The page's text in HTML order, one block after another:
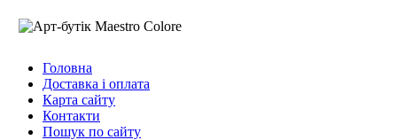
Головна
Доставка і оплата
Карта сайту
Контакти
Пошук по сайту